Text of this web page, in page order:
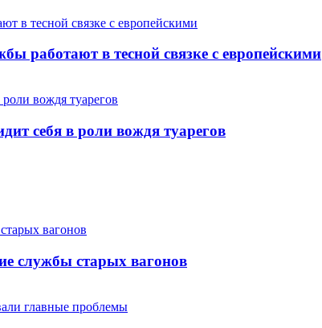
работают в тесной связке с европейскими
себя в роли вождя туарегов
службы старых вагонов